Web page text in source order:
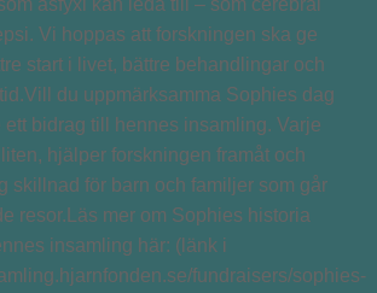
asfyxi kan leda till – som cerebral
Vi hoppas att forskningen ska ge
start i livet, bättre behandlingar och
du uppmärksamma Sophies dag
ett bidrag till hennes insamling. Varje
hjälper forskningen framåt och
skillnad för barn och familjer som går
resor.Läs mer om Sophies historia
insamling här: (länk i
fundraisers/sophies-